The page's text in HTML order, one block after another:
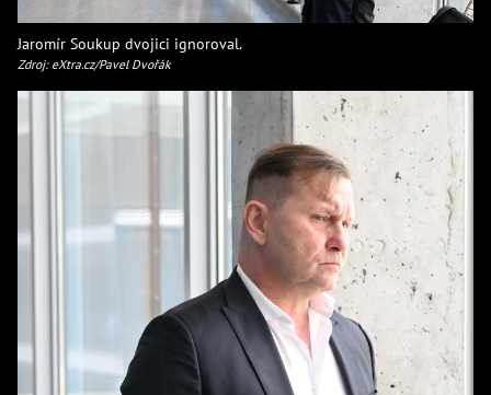
Jaromír Soukup dvojici ignoroval.
Zdroj: eXtra.cz/Pavel Dvořák